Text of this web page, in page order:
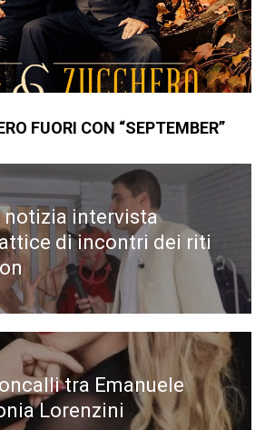
FUORI CON “SEPTEMBER”
notizia intervista
di incontri dei riti
tra Emanuele
Lorenzini